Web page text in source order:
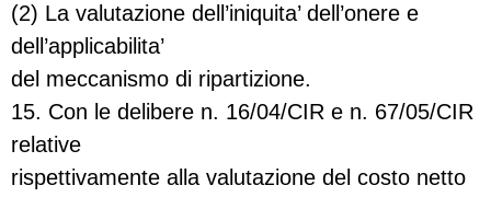
(2) La valutazione dell’iniquita’ dell’onere e
dell’applicabilita’
del meccanismo di ripartizione.
15. Con le delibere n. 16/04/CIR e n. 67/05/CIR
relative
rispettivamente alla valutazione del costo netto